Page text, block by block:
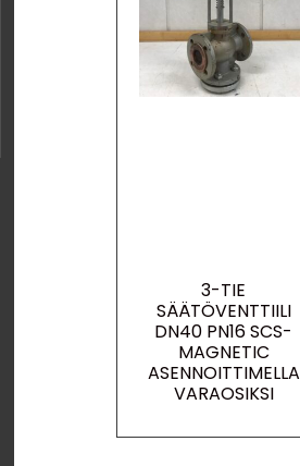
3-TIE
SÄÄTÖVENTTIILI
DN40 PN16 SCS-
MAGNETIC
ASENNOITTIMELLA
VARAOSIKSI